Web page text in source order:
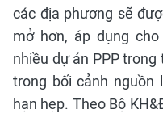
các địa phương sẽ
mở hơn, áp dụng
nhiều dự án PPP
trong bối cảnh nguồn
hạn hẹp. Theo Bộ